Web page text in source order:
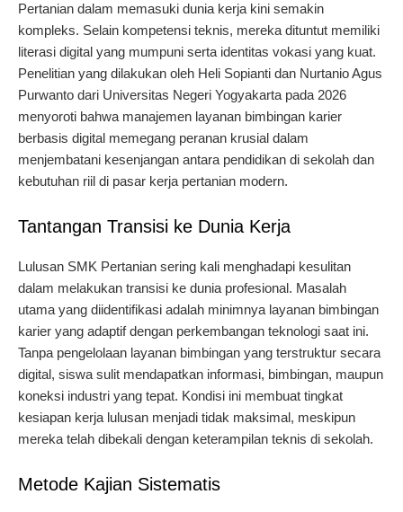
Pertanian dalam memasuki dunia kerja kini semakin
kompleks. Selain kompetensi teknis, mereka dituntut memiliki
literasi digital yang mumpuni serta identitas vokasi yang kuat.
Penelitian yang dilakukan oleh Heli Sopianti dan Nurtanio Agus
Purwanto dari Universitas Negeri Yogyakarta pada 2026
menyoroti bahwa manajemen layanan bimbingan karier
berbasis digital memegang peranan krusial dalam
menjembatani kesenjangan antara pendidikan di sekolah dan
kebutuhan riil di pasar kerja pertanian modern.
Tantangan Transisi ke Dunia Kerja
Lulusan SMK Pertanian sering kali menghadapi kesulitan
dalam melakukan transisi ke dunia profesional. Masalah
utama yang diidentifikasi adalah minimnya layanan bimbingan
karier yang adaptif dengan perkembangan teknologi saat ini.
Tanpa pengelolaan layanan bimbingan yang terstruktur secara
digital, siswa sulit mendapatkan informasi, bimbingan, maupun
koneksi industri yang tepat. Kondisi ini membuat tingkat
kesiapan kerja lulusan menjadi tidak maksimal, meskipun
mereka telah dibekali dengan keterampilan teknis di sekolah.
Metode Kajian Sistematis